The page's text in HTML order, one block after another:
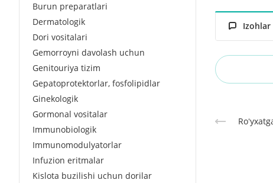
Izohlar
Burun preparatlari
Dermatologik
Dori vositalari
Gemorroyni davolash uchun
Genitouriya tizim
Gepatoprotektorlar, fosfolipidlar
Ginekologik
Gormonal vositalar
Immunobiologik
Immunomodulyatorlar
Infuzion eritmalar
Kislota buzilishi uchun dorilar